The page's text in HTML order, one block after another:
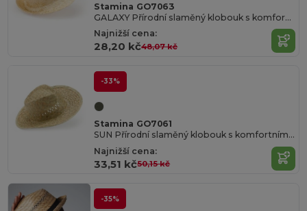
Stamina GO7063
GALAXY Přírodní slaměný klobouk s komfortním vnitřním páskem proti pocení
Najnižší cena:
28,20 kč48,07 kč
-33%
Stamina GO7061
SUN Přírodní slaměný klobouk s komfortním páskem proti pocení
Najnižší cena:
33,51 kč50,15 kč
-35%